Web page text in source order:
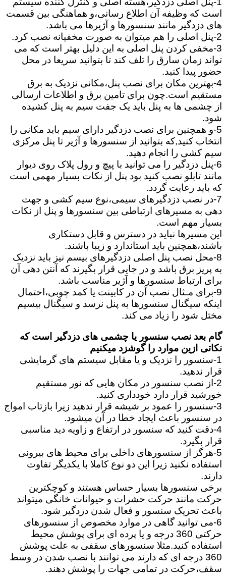
است که وظیفه آن اطلاع رسانی،و هماهنگی بین قسمت
های دزدگیر مانند سنسورها و آژیرها می باشد.
2-پنل اصلی را هم میتوان به صورت مخفیانه نصب کرد.
3-مخفی کردن پنل اصلی به این دلیل بهتر است که می
تواند زمان سارق را تلف کند تا بتوانید سریعا در محل
حضور پیدا کنید.
4-بهترین مکان برای نصب پنل،مکانی نزدیک به برق
مستقیم است.چون برای تامین برق و اطلاعات ارسالی
از چشمی ها به پنل باید یک جفت سیم به پنل کشیده
شود.
5-و همچنین برای نصب دزدگیر دارای سیم باید مکانی را
انتخاب کنید,که بتوانید از سنسورها و آژیر تا پنل مرکزی
سیم کشی را انجام دهید.
6-پنل دزدگیر را می توانید با پیچ و رول پلاک روی دیوار
مانند تابلو نصب کنید بود پنل از نکات بسیار مهمی است
که باید رعایت گردد.
7-در نصب دزدگیرهای سیمی،نوع سیم کشی و جهت
دهی به مسیرهای ارتباطی بین سنسورها و پنل از نکات
بسیار مهم است.
این مسیرها نباید در دسترس و قابل دستکاری
باشند،همچنین باید استاندارد و زیبا باشند.
8-محل نصب پنل اصلی دزدگیرهای بیسم نیز باید نزدیک
به پریز برق باشد و در جایی قرار بگیرند که آنتن دهی آن
برای ارتباط سنسورها و آژیر مناسب باشد.
9-برای مـثال نصب آن در کابینت یا کمد چوبی،احتمال
اینکه سیگنال سنسورها به پنل نرسد و سیگنال بیسیم
مختل شود را زیاد می کند.
گام بعد نصب سنسور یا چشمی های دزدگیر است که
نکاتی ازین موارد را گوشزد میکنیم
1-سنسور را نزدیک و یا مقابل سیستم های گرمایشی
قرار ندهید.
2-از نصب سنسور در مکان هایی که نور مستقیم
خورشید قرار دارد خودداری کنید.
3-سنسور را عمود بر شیشه قرار ندهید زیرا بازتاب امواج
در سنسور باعث ایجاد خطا در آن میشود.
4-دقت کنید که سنسور در ارتفاع و زاویه دید مناسبی
قرار بگیرد.
5-هرگز از سنسورهای داخلی برای محیط های بیرونی
استفاده نکنید زیرا این دو نوع کاملا با یکدیگر تفاوت
دارند.
برخی سنسورها بسیار حساس هستند و کوچکترین
حرکت مانند حرکت حشرات و حیوانات خانگی میتواند
باعث تحریک سنسور و فعال شدن دزدگیر شود.
6-می توانید گاهی در موارد مخصوص از سنسورهای
حرکتی 360 درجه و یا پرده ای برای پوشش محیط
استفاده کنید.مثلا سنسورهای سقفی به علت پوشش
360 درجه ای که دارند می توانند با نصب شدن در وسط
سقف،حرکت در تمامی جهات را پوشش دهند.